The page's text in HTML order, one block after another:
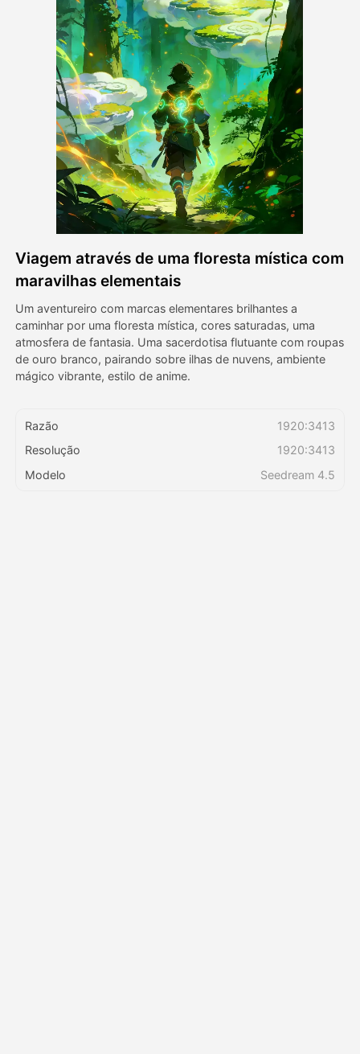
Vídeo Avatar
AI Video
Foto
Outras Ferramentas
Ver todos os modelos
Galeria
Blog
API
Viagem através de uma floresta mística com
maravilhas elementais
Um aventureiro com marcas elementares brilhantes a
caminhar por uma floresta mística, cores saturadas, uma
atmosfera de fantasia. Uma sacerdotisa flutuante com roupas
de ouro branco, pairando sobre ilhas de nuvens, ambiente
mágico vibrante, estilo de anime.
Razão
1920:3413
Resolução
1920:3413
Modelo
Seedream 4.5